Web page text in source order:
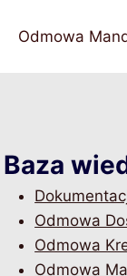
Odmowa
Baza
Odmowa
Odmowa
Odmowa